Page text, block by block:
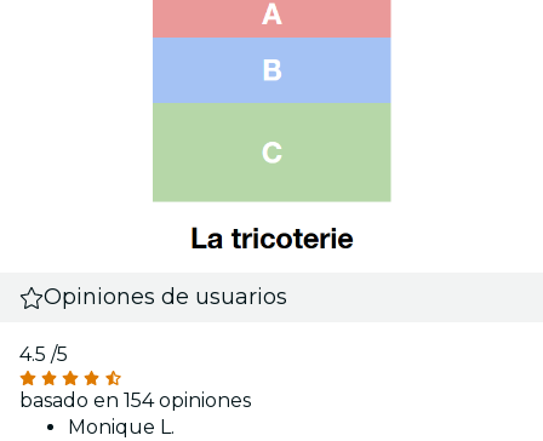
Opiniones de usuarios
4.5 /5
basado en 154 opiniones
Monique L.